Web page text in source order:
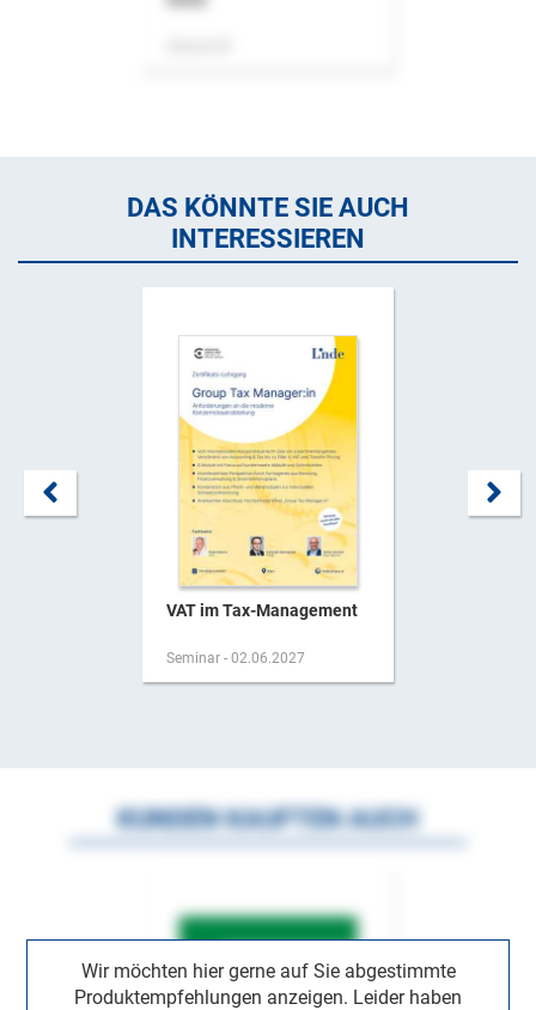
DAS KÖNNTE SIE AUCH
INTERESSIEREN
VAT im Tax-Management
Seminar - 02.06.2027
Wir möchten hier gerne auf Sie abgestimmte
Produktempfehlungen anzeigen. Leider haben
KUNDEN KAUFTEN AUCH